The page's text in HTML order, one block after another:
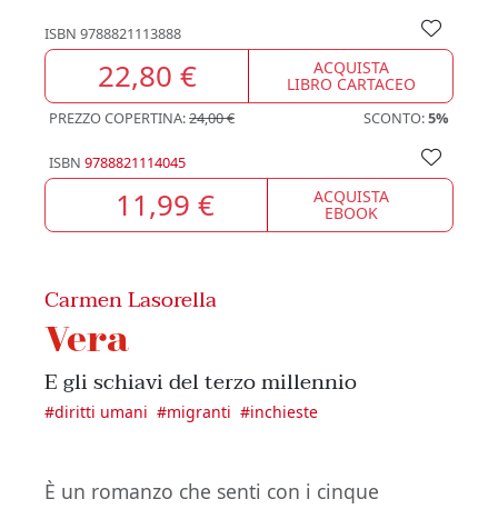
ISBN 9788821113888
22,80 € ACQUISTA
LIBRO CARTACEO
PREZZO COPERTINA:24,00 € SCONTO:5%
ISBN 9788821114045
11,99 € ACQUISTA
EBOOK
Carmen Lasorella
Vera
E gli schiavi del terzo millennio
#diritti umani #migranti #inchieste
È un romanzo che senti con i cinque